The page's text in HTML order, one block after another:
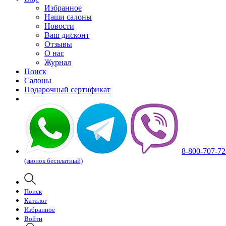
Избранное
Наши салоны
Новости
Ваш дисконт
Отзывы
О нас
Журнал
Поиск
Салоны
Подарочный сертификат
8-800-707-
(звонок бесплатный)
Поиск
Каталог
Избранное
Войти